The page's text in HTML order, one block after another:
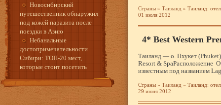
Новосибирский
путешественник обнаружил
под кожей паразита после
поездки в Азию
Небанальные
достопримечательности
Сибири: ТОП-20 мест,
которые стоит посетить
Страны » Таиланд » Таиланд:
01 июля 2012
4* Best Western
Таиланд — о. Пхукет
Resort & SpaРасположение
известным под названием
Страны » Таиланд » Таиланд:
29 июня 2012